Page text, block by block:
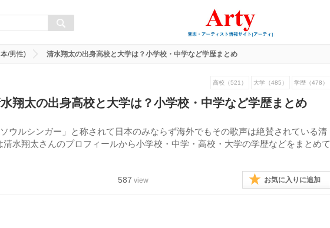
/男性) 清水翔太の出身高校と大学は？小学校・中学など学歴まとめ
高校（521） 大学（485） 学歴（478）
翔太の出身高校と大学は？小学校・中学など学歴まとめ
ソウルシンガー」と称されて日本のみならず海外でもその歌声は絶賛されている清
清水翔太さんのプロフィールから小学校・中学・高校・大学の学歴などをまとめて
587 view お気に入りに追加